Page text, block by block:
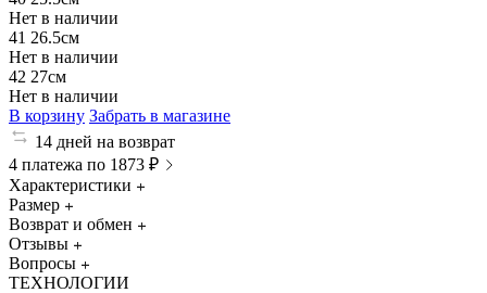
Нет в наличии
41 26.5см
Нет в наличии
42 27см
Нет в наличии
В корзину Забрать в магазине
14 дней на возврат
4 платежа по 1873 ₽
Характеристики
Размер
Возврат и обмен
Отзывы
Вопросы
ТЕХНОЛОГИИ